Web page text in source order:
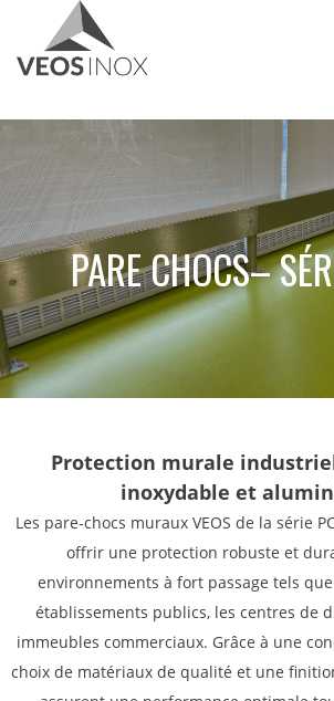
PARE CHOCS–
Protection murale
inoxydable et
Les pare-chocs muraux VEOS de la série
offrir une protection robuste et
environnements à fort passage tels
établissements publics, les centres de
immeubles commerciaux. Grâce à une
choix de matériaux de qualité et une